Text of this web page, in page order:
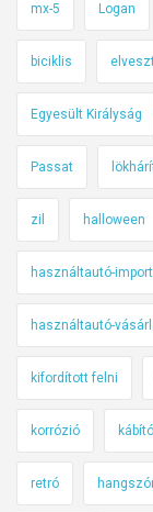
mx-5 Logan
biciklis
Egyesült Királyság
Passat
zil halloween
használtautó-import
használtautó-
kifordított felni
korrózió
retró